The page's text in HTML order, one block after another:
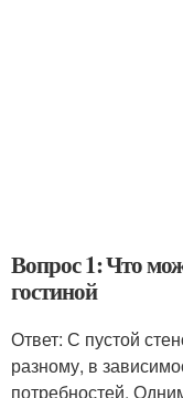
Вопрос 1: Что
гостиной
Ответ: С пустой
разному, в
потребностей.